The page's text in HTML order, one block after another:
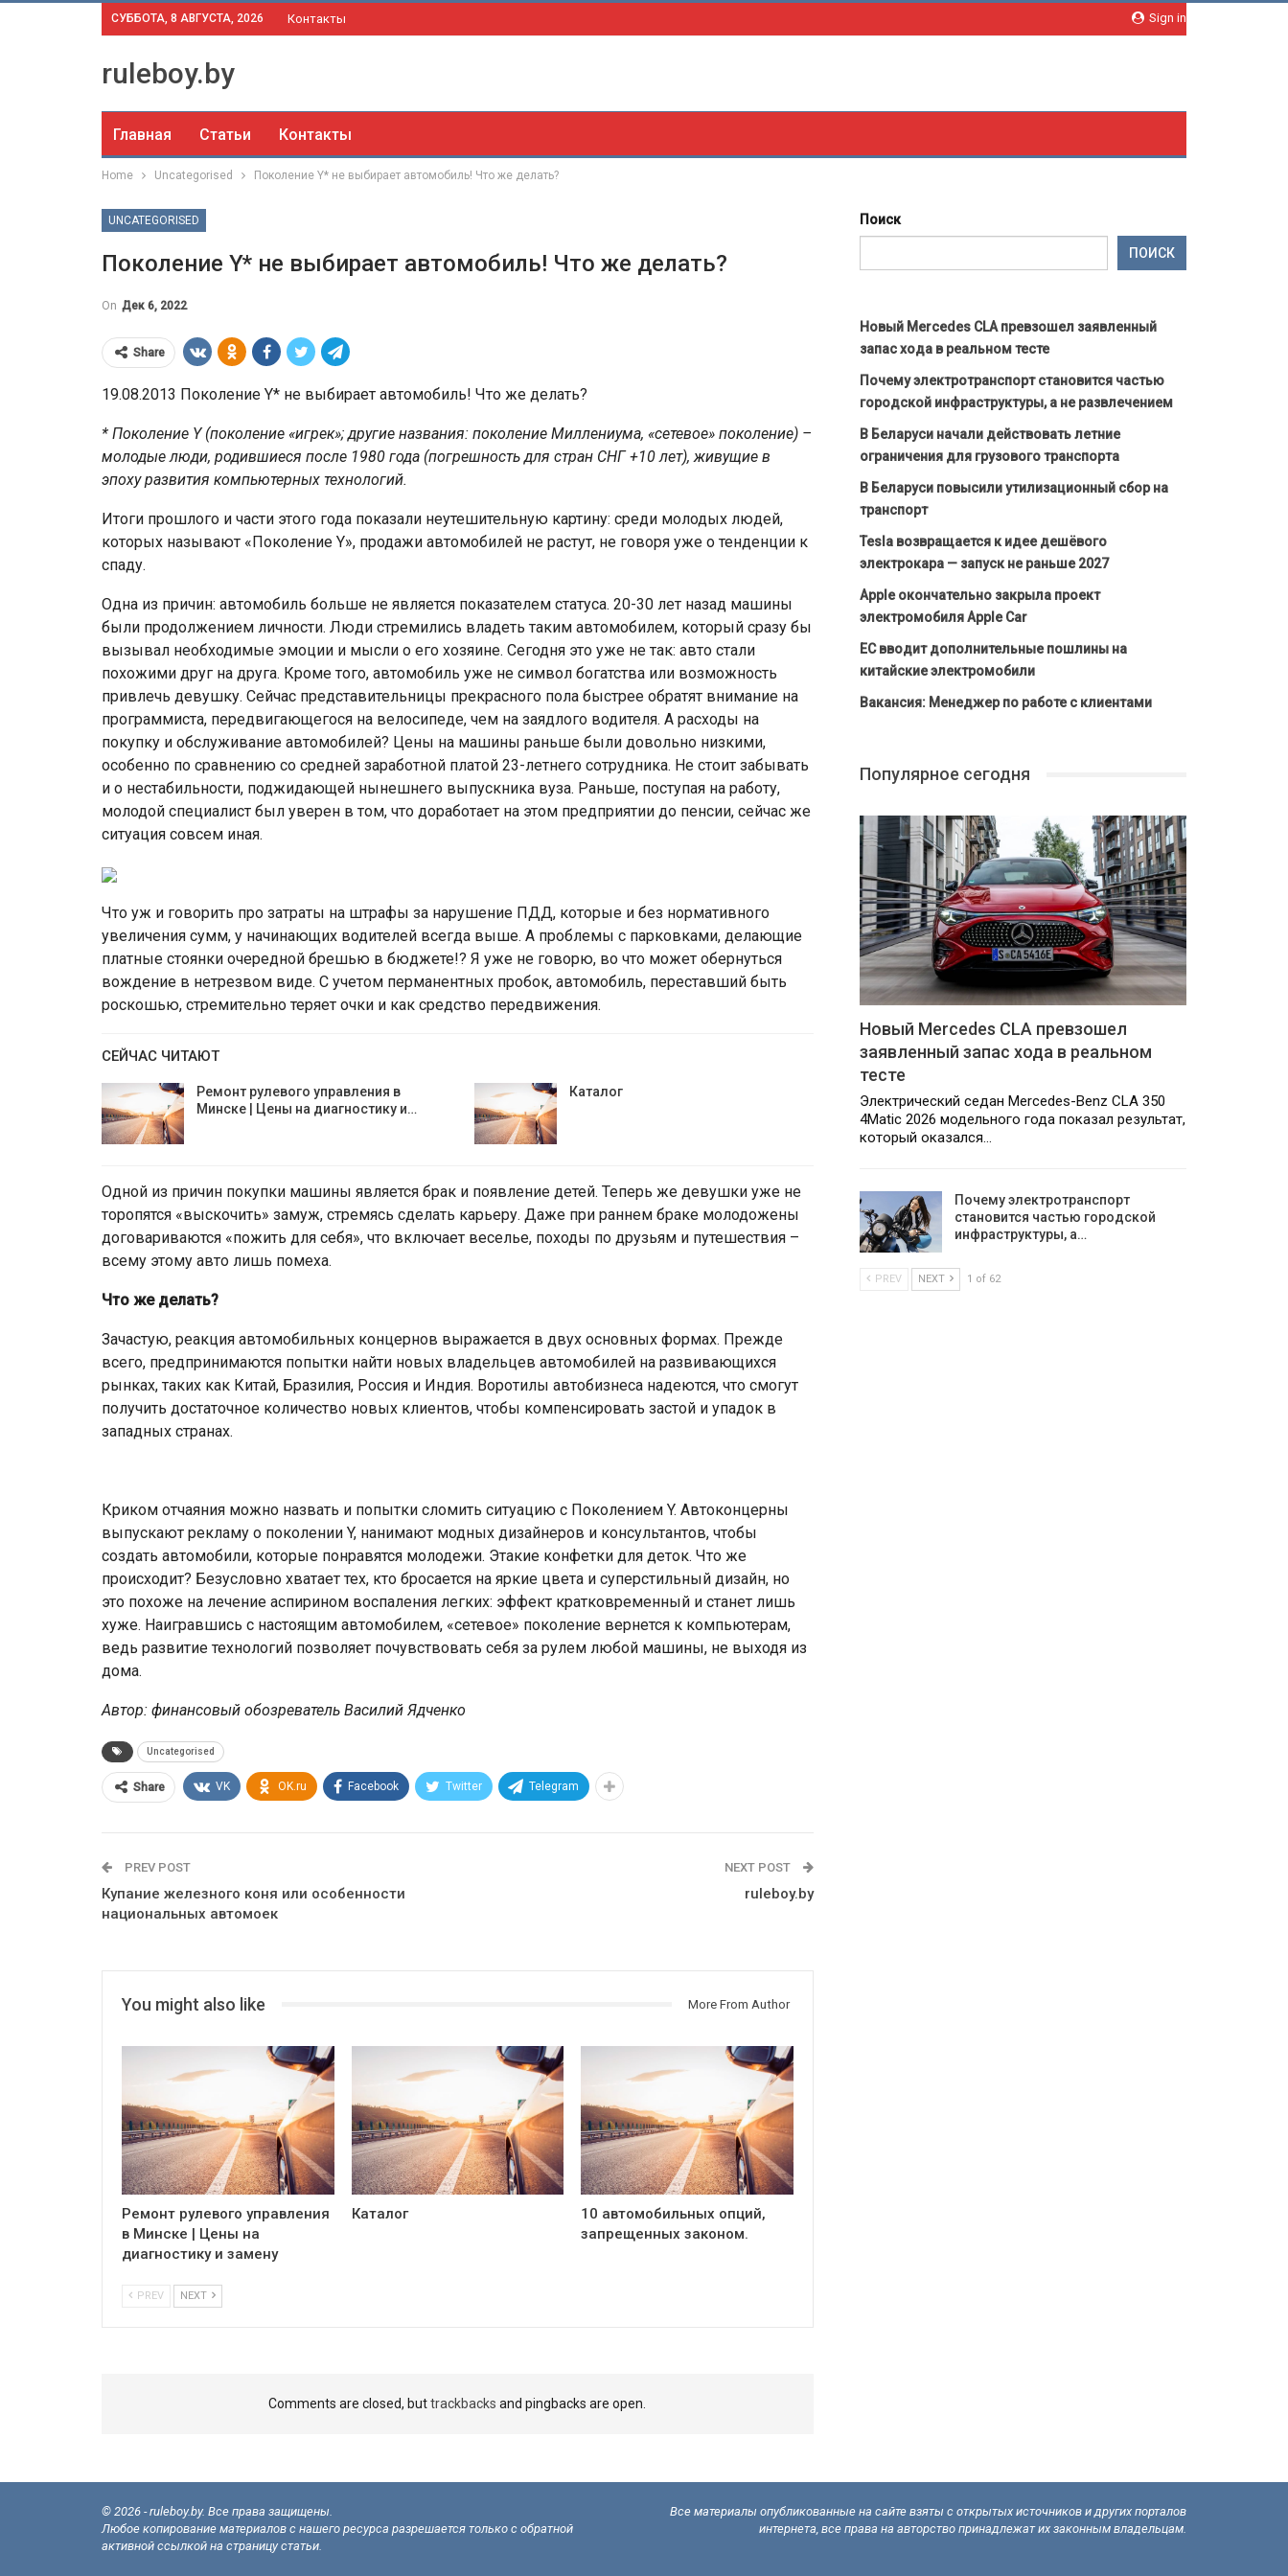
Sign in
СУББОТА, 8 АВГУСТА, 2026 Контакты
ruleboy.by
Главная Статьи Контакты
Home Uncategorised Поколение Y* не выбирает автомобиль! Что же делать?
UNCATEGORISED
Поколение Y* не выбирает автомобиль! Что же делать?
On Дек 6, 2022
Share
19.08.2013 Поколение Y* не выбирает автомобиль! Что же делать?
* Поколение Y (поколение «игрек»; другие названия: поколение Миллениума, «сетевое» поколение) –
молодые люди, родившиеся после 1980 года (погрешность для стран СНГ +10 лет), живущие в
эпоху развития компьютерных технологий.
Итоги прошлого и части этого года показали неутешительную картину: среди молодых людей,
которых называют «Поколение Y», продажи автомобилей не растут, не говоря уже о тенденции к
спаду.
Одна из причин: автомобиль больше не является показателем статуса. 20-30 лет назад машины
были продолжением личности. Люди стремились владеть таким автомобилем, который сразу бы
вызывал необходимые эмоции и мысли о его хозяине. Сегодня это уже не так: авто стали
похожими друг на друга. Кроме того, автомобиль уже не символ богатства или возможность
привлечь девушку. Сейчас представительницы прекрасного пола быстрее обратят внимание на
программиста, передвигающегося на велосипеде, чем на заядлого водителя. А расходы на
покупку и обслуживание автомобилей? Цены на машины раньше были довольно низкими,
особенно по сравнению со средней заработной платой 23-летнего сотрудника. Не стоит забывать
и о нестабильности, поджидающей нынешнего выпускника вуза. Раньше, поступая на работу,
молодой специалист был уверен в том, что доработает на этом предприятии до пенсии, сейчас же
ситуация совсем иная.
Что уж и говорить про затраты на штрафы за нарушение ПДД, которые и без нормативного
увеличения сумм, у начинающих водителей всегда выше. А проблемы с парковками, делающие
платные стоянки очередной брешью в бюджете!? Я уже не говорю, во что может обернуться
вождение в нетрезвом виде. С учетом перманентных пробок, автомобиль, переставший быть
роскошью, стремительно теряет очки и как средство передвижения.
СЕЙЧАС ЧИТАЮТ
Ремонт рулевого управления в
Минске | Цены на диагностику и…
Каталог
Одной из причин покупки машины является брак и появление детей. Теперь же девушки уже не
торопятся «выскочить» замуж, стремясь сделать карьеру. Даже при раннем браке молодожены
договариваются «пожить для себя», что включает веселье, походы по друзьям и путешествия –
всему этому авто лишь помеха.
Что же делать?
Зачастую, реакция автомобильных концернов выражается в двух основных формах. Прежде
всего, предпринимаются попытки найти новых владельцев автомобилей на развивающихся
рынках, таких как Китай, Бразилия, Россия и Индия. Воротилы автобизнеса надеются, что смогут
получить достаточное количество новых клиентов, чтобы компенсировать застой и упадок в
западных странах.
Криком отчаяния можно назвать и попытки сломить ситуацию с Поколением Y. Автоконцерны
выпускают рекламу о поколении Y, нанимают модных дизайнеров и консультантов, чтобы
создать автомобили, которые понравятся молодежи. Этакие конфетки для деток. Что же
происходит? Безусловно хватает тех, кто бросается на яркие цвета и суперстильный дизайн, но
это похоже на лечение аспирином воспаления легких: эффект кратковременный и станет лишь
хуже. Наигравшись с настоящим автомобилем, «сетевое» поколение вернется к компьютерам,
ведь развитие технологий позволяет почувствовать себя за рулем любой машины, не выходя из
дома.
Автор: финансовый обозреватель Василий Ядченко
Uncategorised
Share VK OK.ru Facebook Twitter Telegram
PREV POST
Купание железного коня или особенности
национальных автомоек
NEXT POST
ruleboy.by
You might also like More From Author
Ремонт рулевого управления
в Минске | Цены на
диагностику и замену
Каталог
10 автомобильных опций,
запрещенных законом.
PREV NEXT
Comments are closed, buttrackbacks and pingbacks are open.
Поиск
ПОИСК
Новый Mercedes CLA превзошел заявленный
запас хода в реальном тесте
Почему электротранспорт становится частью
городской инфраструктуры, а не развлечением
В Беларуси начали действовать летние
ограничения для грузового транспорта
В Беларуси повысили утилизационный сбор на
транспорт
Tesla возвращается к идее дешёвого
электрокара — запуск не раньше 2027
Apple окончательно закрыла проект
электромобиля Apple Car
ЕС вводит дополнительные пошлины на
китайские электромобили
Вакансия: Менеджер по работе с клиентами
Популярное сегодня
Новый Mercedes CLA превзошел
заявленный запас хода в реальном
тесте
Электрический седан Mercedes-Benz CLA 350
4Matic 2026 модельного года показал результат,
который оказался…
Почему электротранспорт
становится частью городской
инфраструктуры, а…
PREV NEXT 1 of 62
© 2026 - ruleboy.by. Все права защищены.
Любое копирование материалов с нашего ресурса разрешается только с обратной
активной ссылкой на страницу статьи.
Все материалы опубликованные на сайте взяты с открытых источников и других порталов
интернета, все права на авторство принадлежат их законным владельцам.